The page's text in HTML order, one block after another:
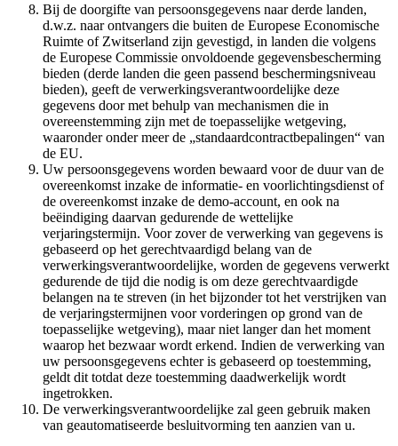
Bij de doorgifte van persoonsgegevens naar derde landen,
d.w.z. naar ontvangers die buiten de Europese Economische
Ruimte of Zwitserland zijn gevestigd, in landen die volgens
de Europese Commissie onvoldoende gegevensbescherming
bieden (derde landen die geen passend beschermingsniveau
bieden), geeft de verwerkingsverantwoordelijke deze
gegevens door met behulp van mechanismen die in
overeenstemming zijn met de toepasselijke wetgeving,
waaronder onder meer de „standaardcontractbepalingen“ van
de EU.
Uw persoonsgegevens worden bewaard voor de duur van de
overeenkomst inzake de informatie- en voorlichtingsdienst of
de overeenkomst inzake de demo-account, en ook na
beëindiging daarvan gedurende de wettelijke
verjaringstermijn. Voor zover de verwerking van gegevens is
gebaseerd op het gerechtvaardigd belang van de
verwerkingsverantwoordelijke, worden de gegevens verwerkt
gedurende de tijd die nodig is om deze gerechtvaardigde
belangen na te streven (in het bijzonder tot het verstrijken van
de verjaringstermijnen voor vorderingen op grond van de
toepasselijke wetgeving), maar niet langer dan het moment
waarop het bezwaar wordt erkend. Indien de verwerking van
uw persoonsgegevens echter is gebaseerd op toestemming,
geldt dit totdat deze toestemming daadwerkelijk wordt
ingetrokken.
De verwerkingsverantwoordelijke zal geen gebruik maken
van geautomatiseerde besluitvorming ten aanzien van u.